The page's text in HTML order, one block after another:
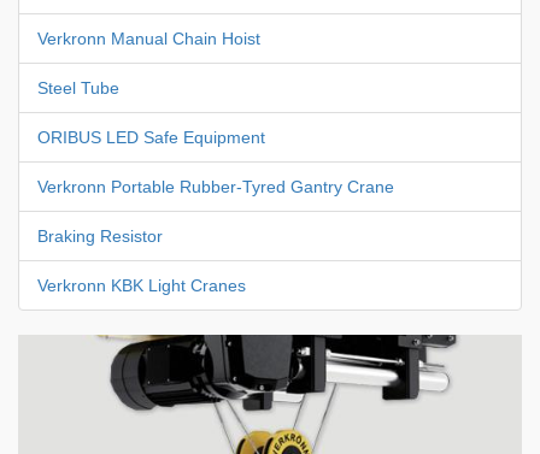
Verkronn Manual Chain Hoist
Steel Tube
ORIBUS LED Safe Equipment
Verkronn Portable Rubber-Tyred Gantry Crane
Braking Resistor
Verkronn KBK Light Cranes